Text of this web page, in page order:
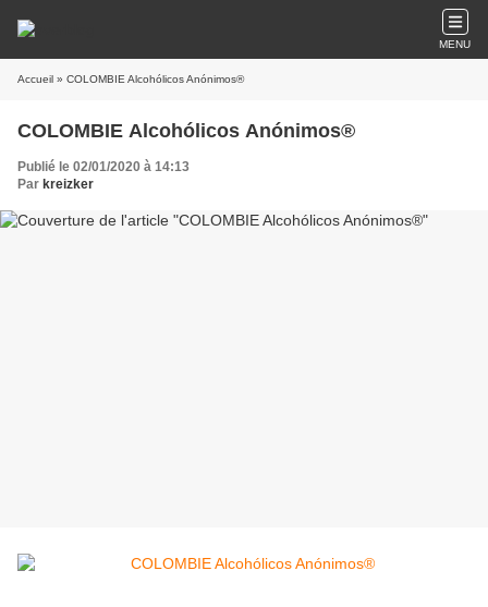
MENU
Accueil » COLOMBIE Alcohólicos Anónimos®
COLOMBIE Alcohólicos Anónimos®
Publié le 02/01/2020 à 14:13
Par kreizker